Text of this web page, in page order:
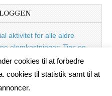
aktivitet for alle aldre
elomkostninger: Tips og
cookies til at forbedre
cookies til statistik samt til at